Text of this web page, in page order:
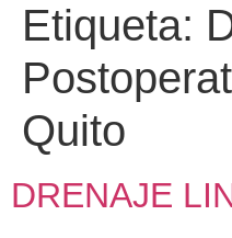
Etiqueta:
Quito
DRENAJE